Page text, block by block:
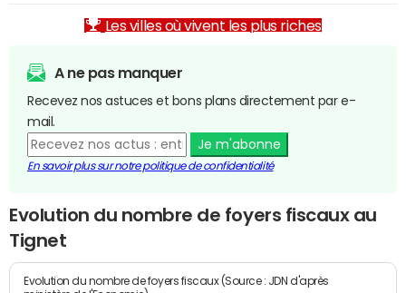
Les villes où vivent les plus riches
A ne pas manquer
Recevez nos astuces et bons plans directement par e-
mail.
Je m'abonne
En savoir plus sur notre politique de confidentialité
Evolution du nombre de foyers fiscaux au
Tignet
Evolution du nombre de foyers fiscaux (Source : JDN d'après